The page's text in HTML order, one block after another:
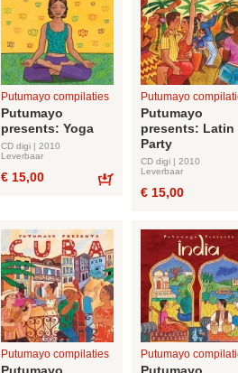
Putumayo compilaties
Putumayo
presents: Yoga
CD digi | 2010
Leverbaar
€ 15,00
Putumayo
Putumayo
presents: Latin
Party
CD digi | 2010
Leverbaar
€ 15,00
Putumayo compilaties Putumayo